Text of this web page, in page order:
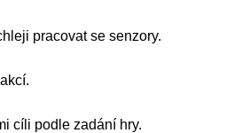
pracovat se senzory.
cíli podle zadání hry.